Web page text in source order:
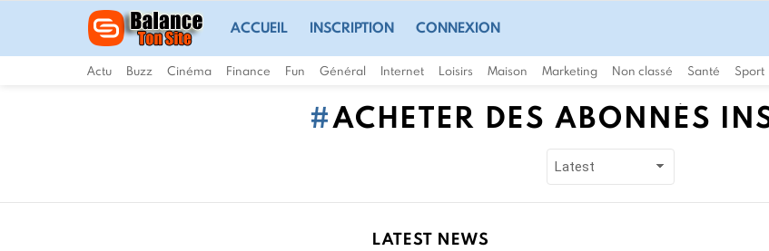
ACCUEIL INSCRIPTION CONNEXION
Actu Buzz Cinéma Finance Fun Général Internet Loisirs Maison Marketing Non classé Santé Sport
ACHETER DES ABONNÉS
LATEST NEWS